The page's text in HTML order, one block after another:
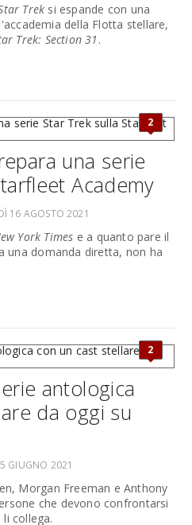
Trek si espande con una
della Flotta stellare,
Trek: Section 31 .
2
una serie
Academy
16 AGOSTO 2021
York Times e a quanto pare il
una domanda diretta, non ha
2
antologica
da oggi su
GIUGNO 2021
Morgan Freeman e Anthony
che devono confrontarsi
collega.